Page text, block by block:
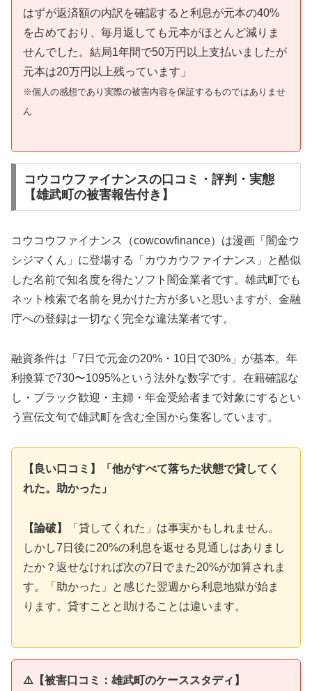
はずが返済額の内訳を確認すると利息が元本の40%
を占めており、毎月返しても元本がほとんど減りま
せんでした。結局1年間で50万円以上支払いましたが
元本は20万円以上残っています」
※個人の感想であり実際の被害内容を保証するものではありませ
ん
コウコウファイナンスの口コミ・評判・実態
【雄武町の被害報告付き】
コウコウファイナンス（cowcowfinance）は漫画「闇金ウ
シジマくん」に登場する「カウカウファイナンス」と酷似
した名前で知名度を得たソフト闇金業者です。雄武町でも
ネット検索で名前を見かけた方が多いと思いますが、金融
庁への登録は一切なく完全な違法業者です。
融資条件は「7日で元金の20%・10日で30%」が基本。年
利換算で730〜1095%という法外な数字です。在籍確認な
し・ブラック歓迎・主婦・年金受給者まで対象にするとい
う宣伝文句で雄武町を含む全国から集客しています。
【良い口コミ】「他がすべて落ちた状態で貸してく
れた。助かった」
【論破】
「貸してくれた」は事実かもしれません。
しかし7日後に20%の利息を返せる見通しはありまし
たか？返せなければ次の7日でまた20%が加算されま
す。「助かった」と感じた翌週から利息地獄が始ま
ります。貸すことと助けることは違います。
⚠️【被害口コミ：雄武町のケーススタディ】